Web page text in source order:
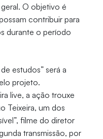
O objetivo é
contribuir para
durante o período
estudos” será a
projeto.
live, a ação trouxe
Teixeira, um dos
filme do diretor
transmissão, por